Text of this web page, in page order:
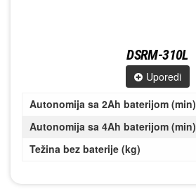
DSRM-310L
Uporedi
Autonomija sa 2Ah baterijom (min)
Autonomija sa 4Ah baterijom (min)
Težina bez baterije (kg)